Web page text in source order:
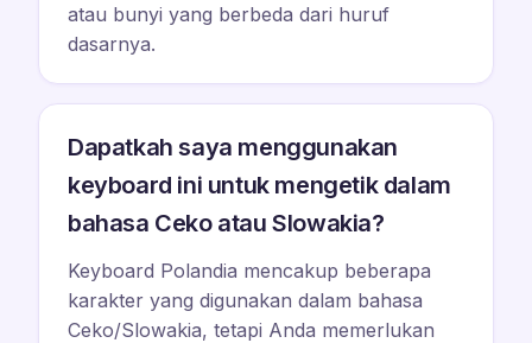
atau bunyi yang berbeda dari huruf
dasarnya.
Dapatkah saya menggunakan
keyboard ini untuk mengetik dalam
bahasa Ceko atau Slowakia?
Keyboard Polandia mencakup beberapa
karakter yang digunakan dalam bahasa
Ceko/Slowakia, tetapi Anda memerlukan